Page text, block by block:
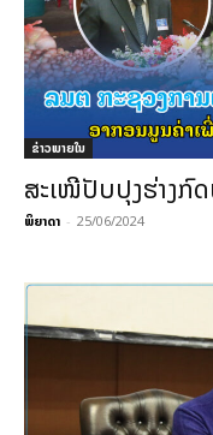
ຂ່າວພາຍ​ໃນ
ສະເໜີປັບປຸງຮ່າງກົ
ພິຍາດາ - 25/06/2024